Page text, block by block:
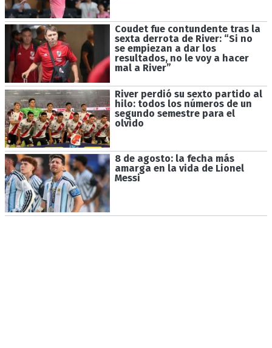
Coudet fue contundente tras la
sexta derrota de River: “Si no
se empiezan a dar los
resultados, no le voy a hacer
mal a River”
River perdió su sexto partido al
hilo: todos los números de un
segundo semestre para el
olvido
8 de agosto: la fecha más
amarga en la vida de Lionel
Messi